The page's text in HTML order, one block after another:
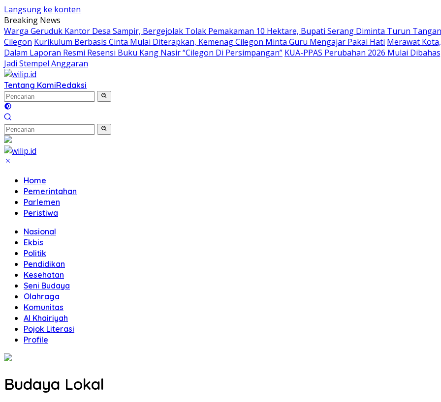
Langsung ke konten
Breaking News
Warga Geruduk Kantor Desa Sampir, Bergejolak Tolak Pemakaman 10 Hektare, Bupati Serang Diminta Turun Tangan
Cilegon Kurikulum Berbasis Cinta Mulai Diterapkan, Kemenag Cilegon Minta Guru Mengajar Pakai Hati Merawat
Dalam Laporan Resmi Resensi Buku Kang Nasir “Cilegon Di Persimpangan” KUA-PPAS Perubahan 2026 Mulai
Jadi Stempel Anggaran
Tentang KamiRedaksi
Home
Pemerintahan
Parlemen
Peristiwa
Nasional
Ekbis
Politik
Pendidikan
Kesehatan
Seni Budaya
Olahraga
Komunitas
Al Khairiyah
Pojok Literasi
Profile
Budaya Lokal